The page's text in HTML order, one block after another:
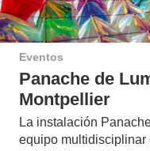
Eventos
Panache de
Montpellier
La instalación
equipo multidisciplinar